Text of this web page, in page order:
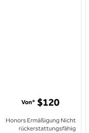
Von* $120
Honors Ermäßigung Nicht
rückerstattungsfähig